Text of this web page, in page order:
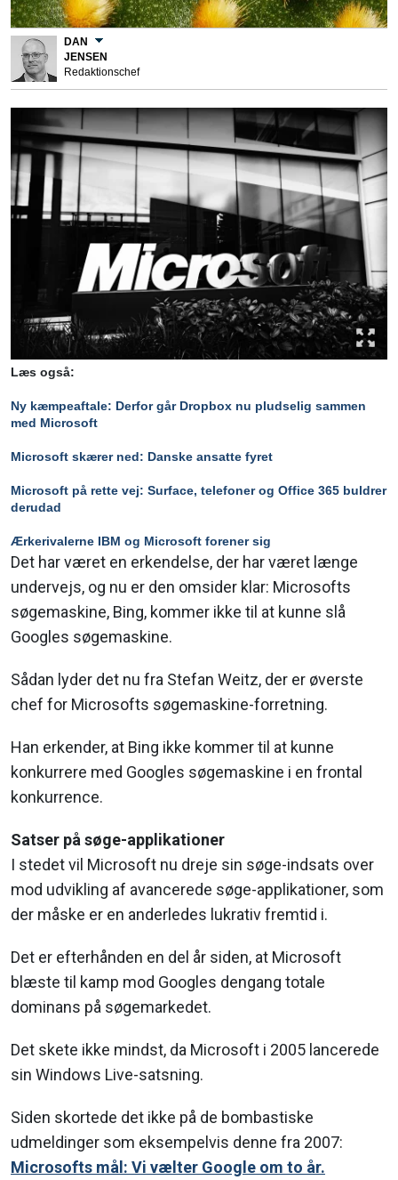
DAN
JENSEN
Redaktionschef
Læs også:
Ny kæmpeaftale: Derfor går Dropbox nu pludselig sammen
med Microsoft
Microsoft skærer ned: Danske ansatte fyret
Microsoft på rette vej: Surface, telefoner og Office 365 buldrer
derudad
Ærkerivalerne IBM og Microsoft forener sig
Det har været en erkendelse, der har været længe
undervejs, og nu er den omsider klar: Microsofts
søgemaskine, Bing, kommer ikke til at kunne slå
Googles søgemaskine.
Sådan lyder det nu fra Stefan Weitz, der er øverste
chef for Microsofts søgemaskine-forretning.
Han erkender, at Bing ikke kommer til at kunne
konkurrere med Googles søgemaskine i en frontal
konkurrence.
Satser på søge-applikationer
I stedet vil Microsoft nu dreje sin søge-indsats over
mod udvikling af avancerede søge-applikationer, som
der måske er en anderledes lukrativ fremtid i.
Det er efterhånden en del år siden, at Microsoft
blæste til kamp mod Googles dengang totale
dominans på søgemarkedet.
Det skete ikke mindst, da Microsoft i 2005 lancerede
sin Windows Live-satsning.
Siden skortede det ikke på de bombastiske
udmeldinger som eksempelvis denne fra 2007:
Microsofts mål: Vi vælter Google om to år.